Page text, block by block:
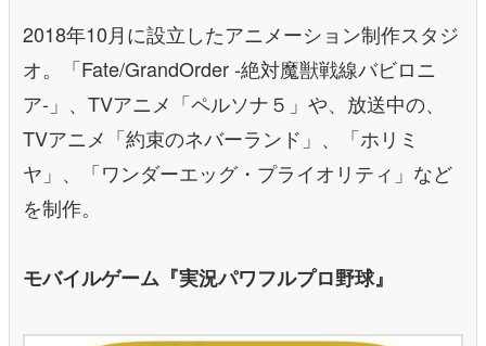
2018年10月に設立したアニメーション制作スタジ
オ。「Fate/GrandOrder -絶対魔獣戦線バビロニ
ア-」、TVアニメ「ペルソナ５」や、放送中の、
TVアニメ「約束のネバーランド」、「ホリミ
ヤ」、「ワンダーエッグ・プライオリティ」など
を制作。
モバイルゲーム『実況パワフルプロ野球』